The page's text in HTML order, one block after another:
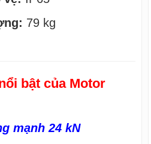
79 kg
bật của Motor
mạnh 24 kN